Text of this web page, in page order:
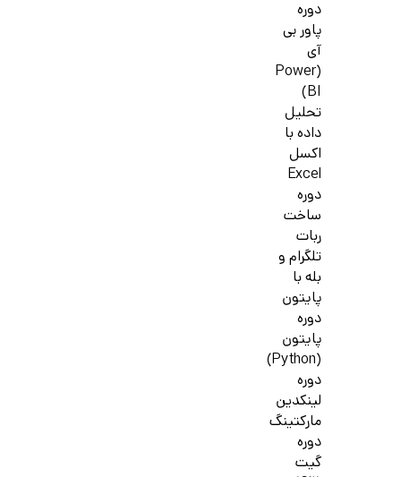
دوره
پاور بی
آی
(Power
BI)
تحلیل
داده با
اکسل
Excel
دوره
ساخت
ربات
تلگرام و
بله با
پایتون
دوره
پایتون
(Python)
دوره
لینکدین
مارکتینگ
دوره
گیت